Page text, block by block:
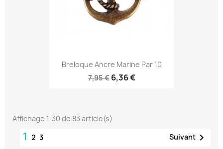
Breloque Ancre Marine Par 10
7,95 € 6,36 €
Affichage 1-30 de 83 article(s)
1 2 3 Suivant 